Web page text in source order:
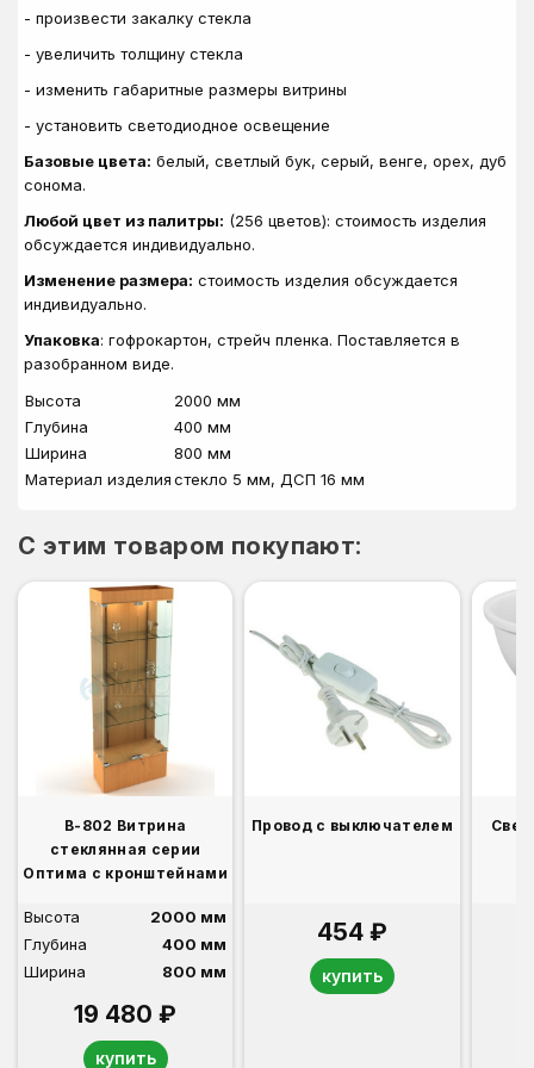
- произвести закалку стекла
- увеличить толщину стекла
- изменить габаритные размеры витрины
- установить светодиодное освещение
Базовые цвета: белый, светлый бук, серый, венге, орех, дуб
сонома.
Любой цвет из палитры: (256 цветов): стоимость изделия
обсуждается индивидуально.
Изменение размера: стоимость изделия обсуждается
индивидуально.
Упаковка: гофрокартон, стрейч пленка. Поставляется в
разобранном виде.
Высота
2000 мм
Глубина
400 мм
Ширина
800 мм
Материал изделиястекло 5 мм, ДСП 16 мм
C этим товаром покупают:
В-802 Витрина
стеклянная серии
Оптима с кронштейнами
Высота
2000 мм
Глубина
400 мм
Ширина
800 мм
19 480 ₽
купить
Провод с выключателем
454 ₽
купить